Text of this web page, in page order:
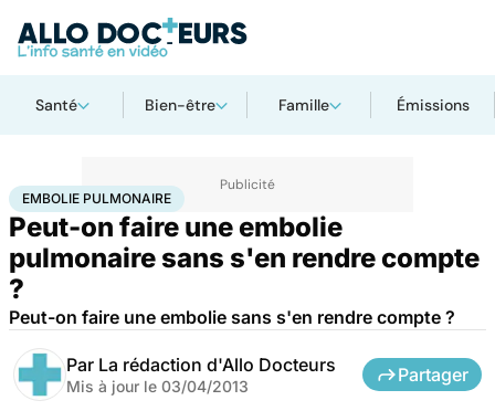
Santé Bien-être Famille Émissions
Accueil SantéEmbolie pulmonaire
EMBOLIE PULMONAIRE
Peut-on faire une embolie
pulmonaire sans s'en rendre compte
?
Peut-on faire une embolie sans s'en rendre compte ?
Par La rédaction d'Allo Docteurs
Mis à jour le 03/04/2013
Partager